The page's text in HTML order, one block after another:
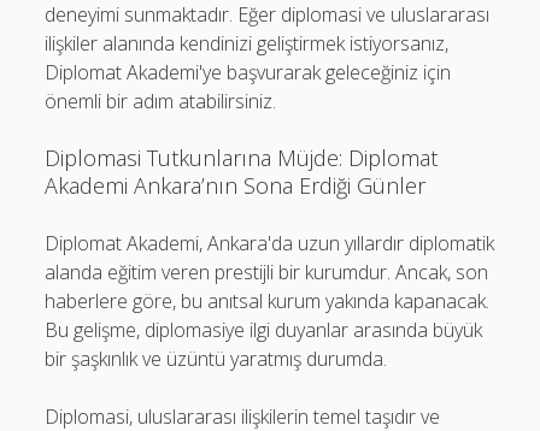
deneyimi sunmaktadır. Eğer diplomasi ve uluslararası
ilişkiler alanında kendinizi geliştirmek istiyorsanız,
Diplomat Akademi'ye başvurarak geleceğiniz için
önemli bir adım atabilirsiniz.
Diplomasi Tutkunlarına Müjde: Diplomat
Akademi Ankara’nın Sona Erdiği Günler
Diplomat Akademi, Ankara'da uzun yıllardır diplomatik
alanda eğitim veren prestijli bir kurumdur. Ancak, son
haberlere göre, bu anıtsal kurum yakında kapanacak.
Bu gelişme, diplomasiye ilgi duyanlar arasında büyük
bir şaşkınlık ve üzüntü yaratmış durumda.
Diplomasi, uluslararası ilişkilerin temel taşıdır ve